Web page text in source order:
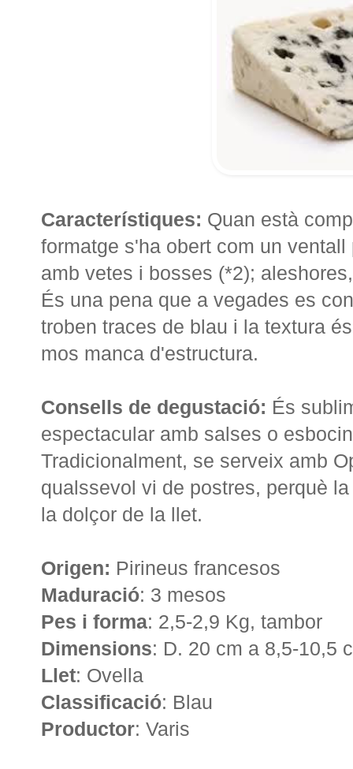
Característiques: Quan està
formatge s'ha obert com un
amb vetes i bosses (*2);
És una pena que a vegades es
troben traces de blau i la textura
mos manca d'estructura.
Consells de degustació: És
espectacular amb salses o
Tradicionalment, se serveix amb
qualssevol vi de postres, perquè
la dolçor de la llet.
Origen: Pirineus francesos
Maduració: 3 mesos
Pes i forma: 2,5-2,9 Kg, tambor
Dimensions: D. 20 cm a 8,5-10,5
Llet: Ovella
Classificació: Blau
Productor: Varis